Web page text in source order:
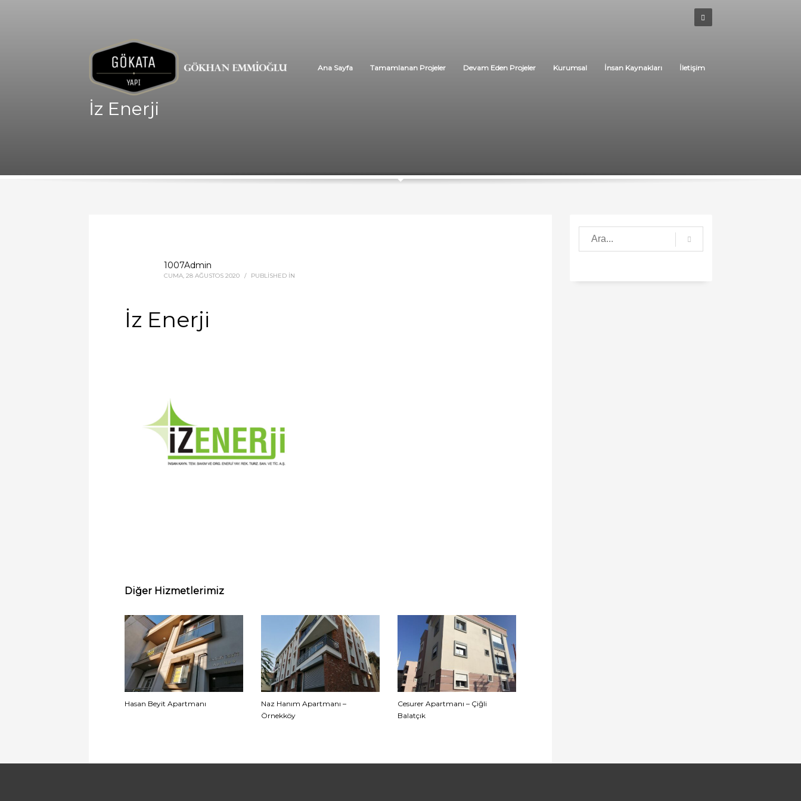
Ana Sayfa Tamamlanan Projeler Devam Eden Projeler Kurumsal İnsan Kaynakları İletişim
İz Enerji
1007Admin
CUMA, 28 AĞUSTOS 2020 / PUBLISHED IN
İz Enerji
Diğer Hizmetlerimiz
Hasan Beyit Apartmanı
Naz Hanım Apartmanı –
Örnekköy
Cesurer Apartmanı – Çiğli
Balatçık